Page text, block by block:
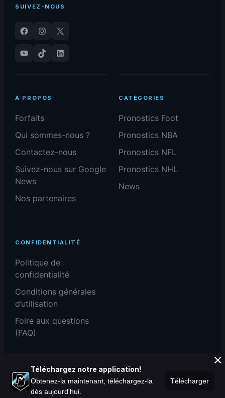
SUIVEZ-NOUS
Facebook Instagram
X
YouTube
TikTok LinkedIn
À PROPOS
Forfaits
Qui sommes-nous ?
Contactez-nous
Suivez-nous sur Google
News
Nos partenaires
CATÉGORIES
Pronostics Foot
Pronostics NBA
Pronostics NFL
Pronostics NHL
News
CONFIDENTIALITÉ
Politique de
confidentialité
Conditions générales
d’utilisation
Foire aux questions
(FAQ)
Téléchargez notre application!
Obtenez-la maintenant, téléchargez-la
dès aujourd'hui.
Télécharger
×